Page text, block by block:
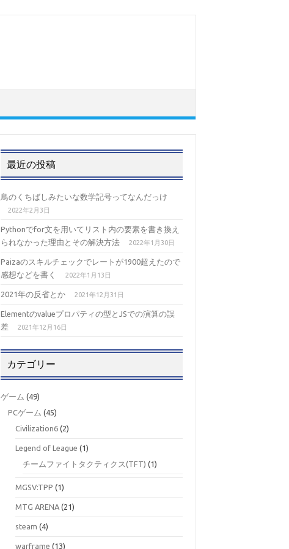
最近の投稿
鳥のくちばしみたいな数学記号ってなんだっけ
2022年2月3日
Pythonでfor文を用いてリスト内の要素を書き換え
られなかった理由とその解決方法
2022年1月30日
Paizaのスキルチェックでレートが1900超えたので
感想などを書く
2022年1月13日
2021年の反省とか 2021年12月31日
Elementのvalueプロパティの型とJSでの演算の誤
差
2021年12月16日
カテゴリー
ゲーム (49)
PCゲーム (45)
Civilization6 (2)
Legend of League (1)
チームファイトタクティクス(TFT) (1)
MGSV:TPP (1)
MTG ARENA (21)
steam (4)
warframe (13)